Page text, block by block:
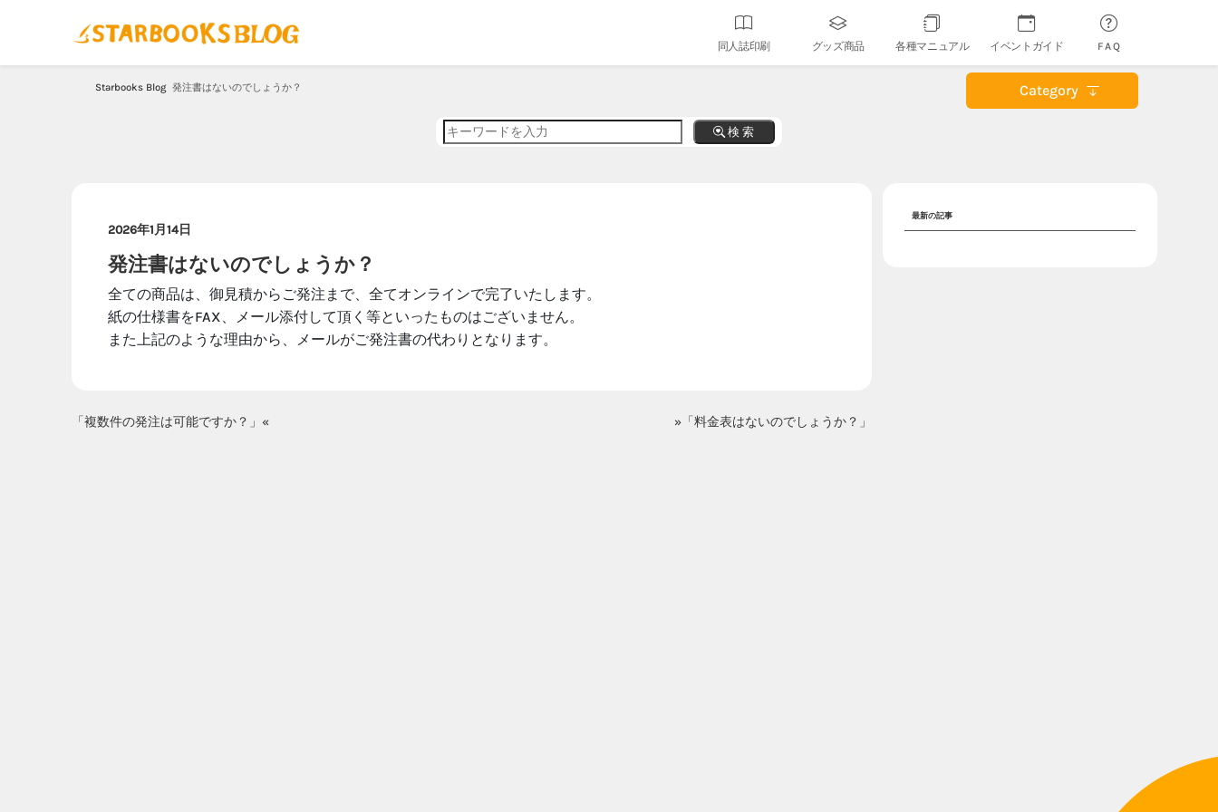
同人誌印刷 グッズ商品 各種マニュアル イベントガイド FAQ
Category
検 索
Starbooks Blog 発注書はないのでしょうか？
2026年1月14日
発注書はないのでしょうか？
全ての商品は、御見積からご発注まで、全てオンラインで完了いたします。
紙の仕様書をFAX、メール添付して頂く等といったものはございません。
また上記のような理由から、メールがご発注書の代わりとなります。
「複数件の発注は可能ですか？」« »「料金表はないのでしょうか？」
最新の記事